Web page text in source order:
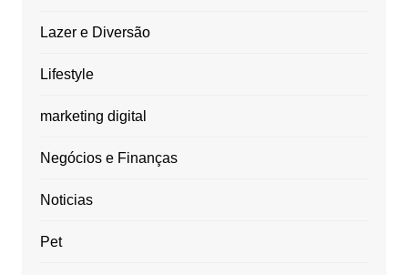
Lazer e Diversão
Lifestyle
marketing digital
Negócios e Finanças
Noticias
Pet